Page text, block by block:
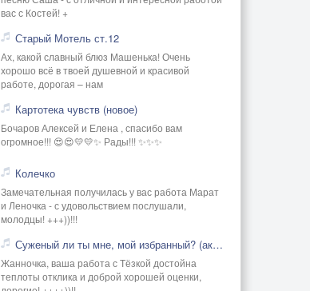
вас с Костей! +
Старый Мотель ст.12
Ах, какой славный блюз Машенька! Очень
хорошо всё в твоей душевной и красивой
работе, дорогая – нам
Картотека чувств (новое)
Бочаров Алексей и Елена , спасибо вам
огромное!!! 😍😍💛💛✨ Рады!!! ✨✨✨
Колечко
Замечательная получилась у вас работа Марат
и Леночка - с удовольствием послушали,
молодцы! +++))!!!
Суженый ли ты мне, мой избранный? (акустика)
Жанночка, ваша работа с Тёзкой достойна
теплоты отклика и доброй хорошей оценки,